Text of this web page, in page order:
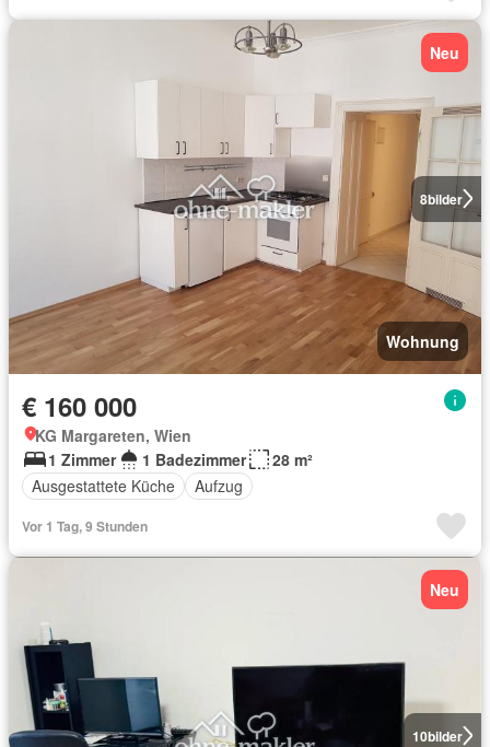
8bilder
Neu
Wohnung
€ 160 000
KG Margareten, Wien
1 Zimmer
1 Badezimmer
28 m²
Ausgestattete Küche
Aufzug
Vor 1 Tag, 9 Stunden
10bilder
Neu